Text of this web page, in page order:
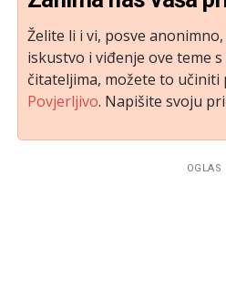
Želite li i vi, posve
iskustvo i viđenje ove teme
čitateljima, možete to učiniti
Povjerljivo. Napišite svoju
OGLAS